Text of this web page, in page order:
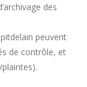
des
peuvent
de contrôle, et